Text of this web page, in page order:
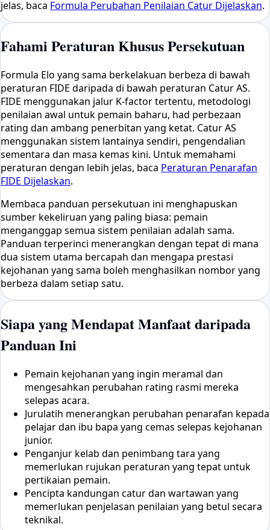
jelas, baca Formula Perubahan Penilaian Catur Dijelaskan.
Fahami Peraturan Khusus Persekutuan
Formula Elo yang sama berkelakuan berbeza di bawah
peraturan FIDE daripada di bawah peraturan Catur AS.
FIDE menggunakan jalur K-factor tertentu, metodologi
penilaian awal untuk pemain baharu, had perbezaan
rating dan ambang penerbitan yang ketat. Catur AS
menggunakan sistem lantainya sendiri, pengendalian
sementara dan masa kemas kini. Untuk memahami
peraturan dengan lebih jelas, baca Peraturan Penarafan
FIDE Dijelaskan.
Membaca panduan persekutuan ini menghapuskan
sumber kekeliruan yang paling biasa: pemain
menganggap semua sistem penilaian adalah sama.
Panduan terperinci menerangkan dengan tepat di mana
dua sistem utama bercapah dan mengapa prestasi
kejohanan yang sama boleh menghasilkan nombor yang
berbeza dalam setiap satu.
Siapa yang Mendapat Manfaat daripada
Panduan Ini
Pemain kejohanan yang ingin meramal dan
mengesahkan perubahan rating rasmi mereka
selepas acara.
Jurulatih menerangkan perubahan penarafan kepada
pelajar dan ibu bapa yang cemas selepas kejohanan
junior.
Penganjur kelab dan penimbang tara yang
memerlukan rujukan peraturan yang tepat untuk
pertikaian pemain.
Pencipta kandungan catur dan wartawan yang
memerlukan penjelasan penilaian yang betul secara
teknikal.